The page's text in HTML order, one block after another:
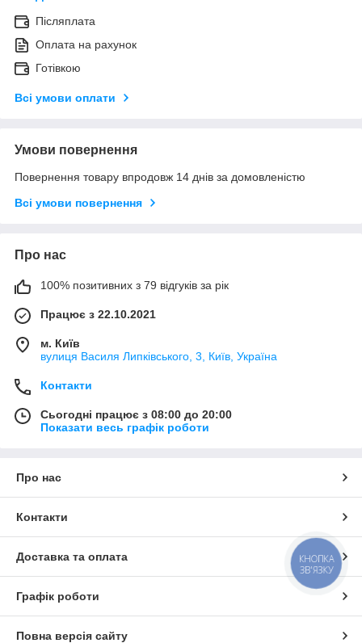
Післяплата
Оплата на рахунок
Готівкою
Всі умови оплати
Умови повернення
Повернення товару впродовж 14 днів за домовленістю
Всі умови повернення
Про нас
100% позитивних з 79 відгуків за рік
Працює з 22.10.2021
м. Київ
вулиця Василя Липківського, 3, Київ, Україна
Контакти
Сьогодні працює з 08:00 до 20:00
Показати весь графік роботи
Про нас
Контакти
Доставка та оплата
Графік роботи
Повна версія сайту
КНОПКА
ЗВ'ЯЗКУ